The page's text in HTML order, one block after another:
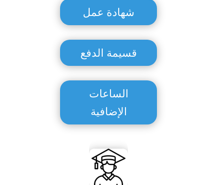
شهادة عمل
قسيمة الدفع
الساعات
الإضافية